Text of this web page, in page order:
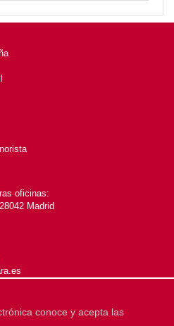
oficinas:
Madrid
Españaconoce y acepta las